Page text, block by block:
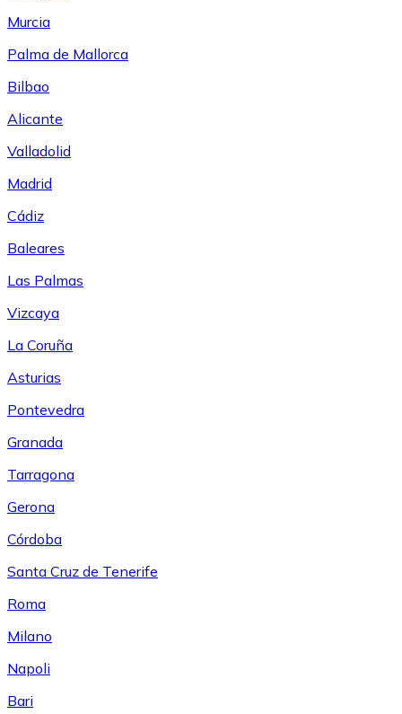
Murcia
Palma de Mallorca
Bilbao
Alicante
Valladolid
Madrid
Cádiz
Baleares
Las Palmas
Vizcaya
La Coruña
Asturias
Pontevedra
Granada
Tarragona
Gerona
Córdoba
Santa Cruz de Tenerife
Roma
Milano
Napoli
Bari